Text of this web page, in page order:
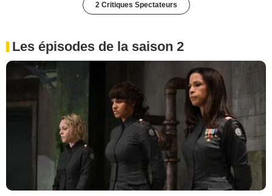
2 Critiques Spectateurs
Les épisodes de la saison 2